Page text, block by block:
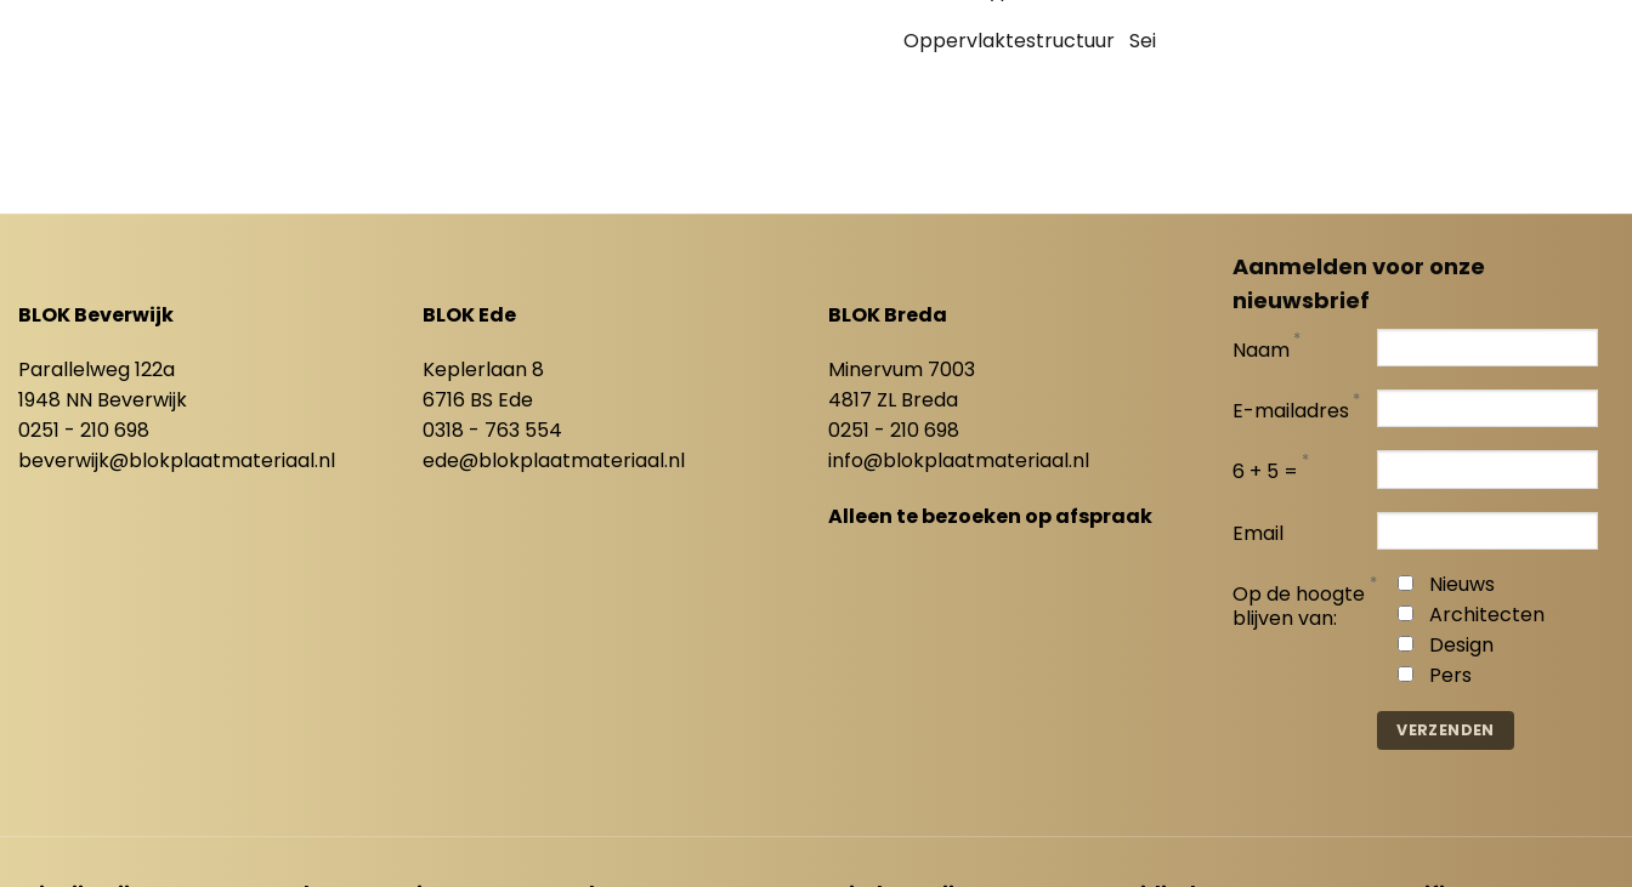
Oppervlaktestructuur Sei
BLOK Beverwijk
Parallelweg 122a
1948 NN Beverwijk
0251 - 210 698
beverwijk@blokplaatmateriaal.nl
BLOK Ede
Keplerlaan 8
6716 BS Ede
0318 - 763 554
ede@blokplaatmateriaal.nl
BLOK Breda
Minervum 7003
4817 ZL Breda
0251 - 210 698
info@blokplaatmateriaal.nl
Alleen te bezoeken op afspraak
Aanmelden voor onze
nieuwsbrief
Naam *
E-mailadres *
6 + 5 = *
Email
Op de hoogte
blijven van:
*
Nieuws
Architecten
Design
Pers